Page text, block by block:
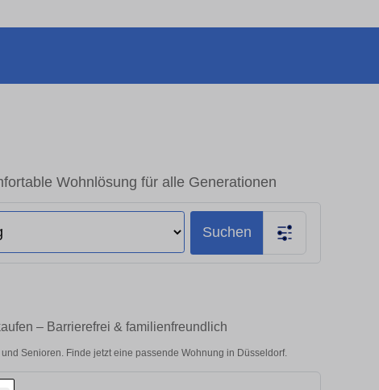
Wohnlösung für alle Generationen
Suchen
– Barrierefrei & familienfreundlich
Senioren. Finde jetzt eine passende Wohnung in Düsseldorf.